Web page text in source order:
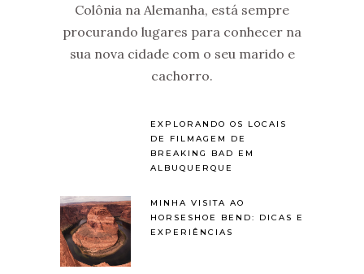
Colônia na Alemanha, está sempre
procurando lugares para conhecer na
sua nova cidade com o seu marido e
cachorro.
EXPLORANDO OS LOCAIS
DE FILMAGEM DE
BREAKING BAD EM
ALBUQUERQUE
MINHA VISITA AO
HORSESHOE BEND: DICAS E
EXPERIÊNCIAS